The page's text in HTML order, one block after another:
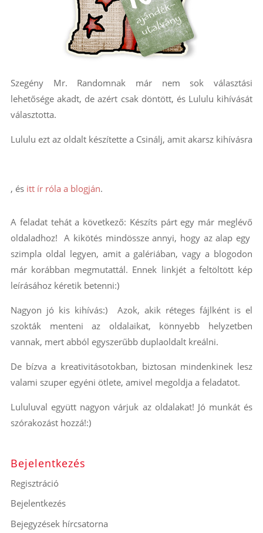
Szegény Mr. Randomnak már nem sok választási
lehetősége akadt, de azért csak döntött, és Lululu kihívását
választotta.
Lululu ezt az oldalt készítette a Csinálj, amit akarsz kihívásra
, ésitt ír róla a blogján.
A feladat tehát a következő: Készíts párt egy már meglévő
oldaladhoz! A kikötés mindössze annyi, hogy az alap egy
szimpla oldal legyen, amit a galériában, vagy a blogodon
már korábban megmutattál. Ennek linkjét a feltöltött kép
leírásához kéretik betenni:)
Nagyon jó kis kihívás:) Azok, akik réteges fájlként is el
szokták menteni az oldalaikat, könnyebb helyzetben
vannak, mert abból egyszerűbb duplaoldalt kreálni.
De bízva a kreativitásotokban, biztosan mindenkinek lesz
valami szuper egyéni ötlete, amivel megoldja a feladatot.
Lululuval együtt nagyon várjuk az oldalakat! Jó munkát és
szórakozást hozzá!:)
Bejelentkezés
Regisztráció
Bejelentkezés
Bejegyzések hírcsatorna